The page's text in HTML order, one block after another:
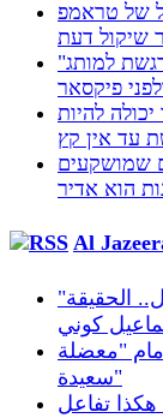
של טראמפ
שיקול דעת
"צעצוע של סיפור 5" מסמן חזרה מוצלחת ומרגשת למותג
פיקסאר
להיות
עד אין קץ
שמושקעים
Al
"الصافرة الخضراء" تثير الجدل في المونديال.. الحقيقة
كوني
"معضلة
سعيدة"
تفاعل